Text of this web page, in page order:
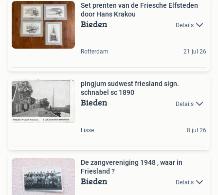
Set prenten van de Friesche Elfsteden
door Hans Krakou
Bieden Details
Rotterdam 21 jul 26
pingjum sudwest friesland sign.
schnabel sc 1890
Bieden Details
Lisse 8 jul 26
De zangvereniging 1948 , waar in
Friesland ?
Bieden Details